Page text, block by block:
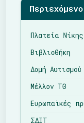
Πλατεία Νίκης
Βιβλιοθήκη
Δομή Αυτισμού
Μέλλον ΤΘ
Ευρωπαϊκές
ΣΔΙΤ